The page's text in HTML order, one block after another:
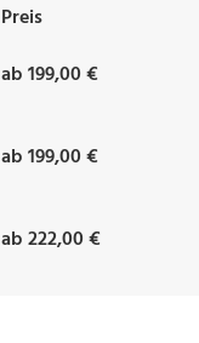
Preis
ab 199,00 €
ab 199,00 €
ab 222,00 €